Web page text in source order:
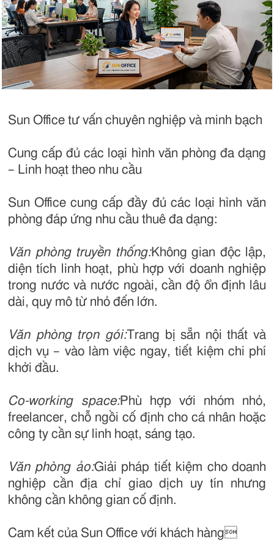
Sun Office tư vấn chuyên nghiệp và minh bạch
Cung cấp đủ các loại hình văn phòng đa dạng
– Linh hoạt theo nhu cầu
Sun Office cung cấp đầy đủ các loại hình văn
phòng đáp ứng nhu cầu thuê đa dạng:
Văn phòng truyền thống:Không gian độc lập,
diện tích linh hoạt, phù hợp với doanh nghiệp
trong nước và nước ngoài, cần độ ổn định lâu
dài, quy mô từ nhỏ đến lớn.
Văn phòng trọn gói:Trang bị sẵn nội thất và
dịch vụ – vào làm việc ngay, tiết kiệm chi phí
khởi đầu.
Co-working space:Phù hợp với nhóm nhỏ,
freelancer, chỗ ngồi cố định cho cá nhân hoặc
công ty cần sự linh hoạt, sáng tạo.
Văn phòng ảo:Giải pháp tiết kiệm cho doanh
nghiệp cần địa chỉ giao dịch uy tín nhưng
không cần không gian cố định.
Cam kết của Sun Office với khách hàng